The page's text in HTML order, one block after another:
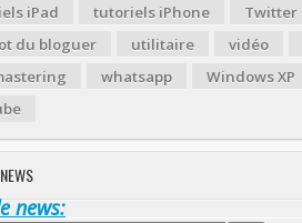
iPad
tutoriels iPhone
Twitter
du bloguer
utilitaire vidéo
whatsapp Windows XP
news: